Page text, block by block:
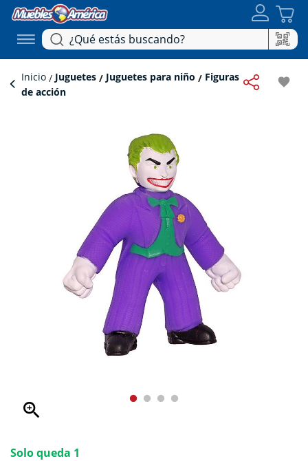
Inicio Juguetes Juguetes para niño Figuras
de acción
favorite
zoom_in
Solo queda 1